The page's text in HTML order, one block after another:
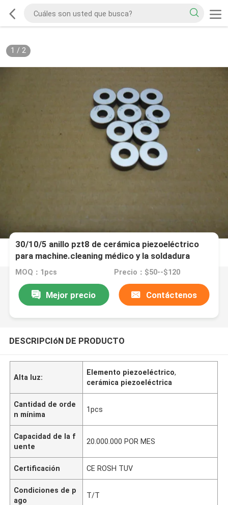
1 / 2
30/10/5 anillo pzt8 de cerámica piezoeléctrico
para machine.cleaning médico y la soldadura
MOQ：1pcs Precio：$50--$120
Mejor precio Contáctenos
DESCRIPCIóN DE PRODUCTO
Alta luz:
Elemento piezoeléctrico,
cerámica piezoeléctrica
Cantidad de orde
n mínima
1pcs
Capacidad de la f
uente
20.000.000 POR MES
Certificación CE ROSH TUV
Condiciones de p
ago
T/T